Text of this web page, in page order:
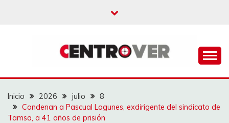
CENTROVER
NOTICIAS
Inicio 2026 julio
8
Condenan a Pascual Lagunes, exdirigente del sindicato de
Tamsa, a 41 años de prisión